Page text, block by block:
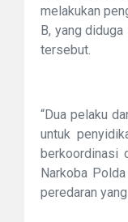
melakukan
B, yang
tersebut.
“Dua pelaku
untuk
berkoordinasi
Narkoba
peredaran